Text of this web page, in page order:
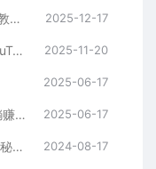
抖音百万爆款账号，一比一复刻内容教程，从0-1实操课，小白也能学会，复制爆款，月入10w+ 2025-12-17
一键制作爆款故事视频！文字秒变YouTube自动发布的傻瓜式教程 2025-11-20
2025-06-17
2025最新暴利项目！抖音无人直播躺赚攻略！抖音无人直播3.0玩法！0门槛… 2025-06-17
短视频 IP实战课，独创一键复制学习秘籍，转战新领域，月赚五万轻松行 2024-08-17